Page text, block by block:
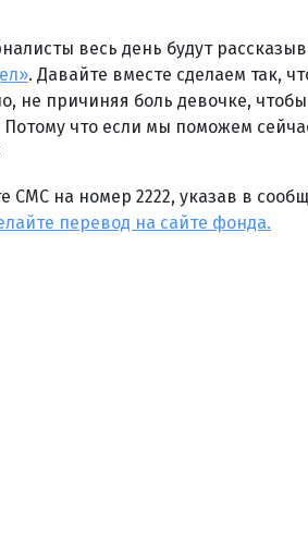
весь день будут
. Давайте вместе сделаем так,
не причиняя боль девочке,
Потому что если мы поможем
СМС на номер 2222, указав в
перевод на сайте фонда.